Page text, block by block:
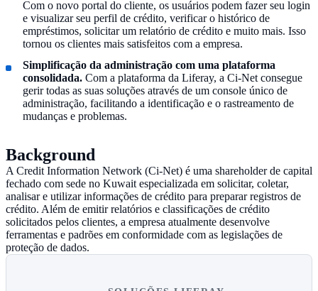
Com o novo portal do cliente, os usuários podem fazer seu login
e visualizar seu perfil de crédito, verificar o histórico de
empréstimos, solicitar um relatório de crédito e muito mais. Isso
tornou os clientes mais satisfeitos com a empresa.
Simplificação da administração com uma plataforma
consolidada. Com a plataforma da Liferay, a Ci-Net consegue
gerir todas as suas soluções através de um console único de
administração, facilitando a identificação e o rastreamento de
mudanças e problemas.
Background
A Credit Information Network (Ci-Net) é uma shareholder de capital
fechado com sede no Kuwait especializada em solicitar, coletar,
analisar e utilizar informações de crédito para preparar registros de
crédito. Além de emitir relatórios e classificações de crédito
solicitados pelos clientes, a empresa atualmente desenvolve
ferramentas e padrões em conformidade com as legislações de
proteção de dados.